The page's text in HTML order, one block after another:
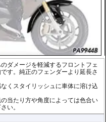
ダメージを軽減するフロントフェ
す。純正のフェンダーより延長さ
くスタイリッシュに車体に溶け込
当たり方や角度によっては色合い
い。